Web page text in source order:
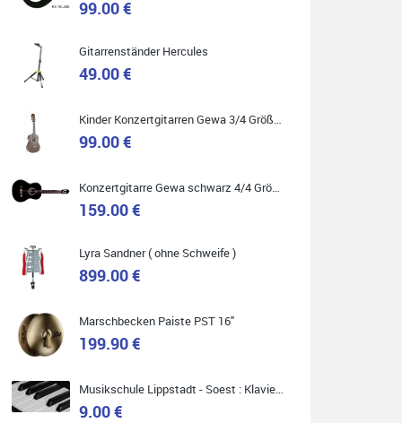
Quelle: Google-Rezension
Ich war auf der Suche nach einem neuen Keyboard
und bin begeistert: ich bin super beraten worden,
aktuell natürlich nur telefonisch. Nachdem die
abholen musste. Top!
Quelle: Google-Rezension
99.00 €
Gitarrenständer Hercules
49.00 €
99.00 €
159.00 €
Lyra Sandner ( ohne Schweife )
899.00 €
Marschbecken Paiste PST 16"
199.90 €
9.00 €